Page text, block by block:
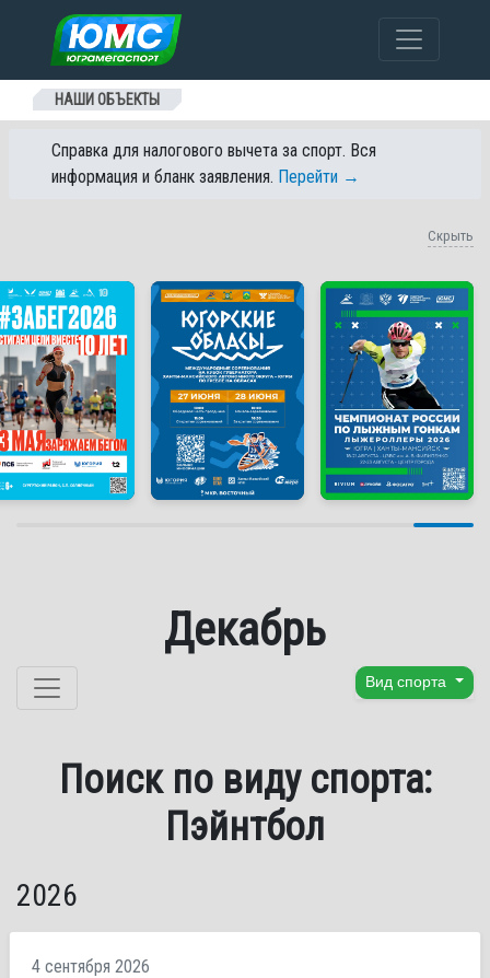
Перейти к содержанию
НАШИ ОБЪЕКТЫ
Справка для налогового вычета за спорт. Вся
информация и бланк заявления. Перейти →
Скрыть
Декабрь
Перейти к содержанию Вид спорта
Поиск по виду спорта:
Пэйнтбол
2026
4 сентября 2026